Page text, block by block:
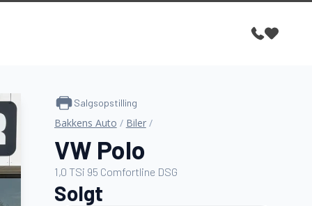
Salgsopstilling
Bakkens Auto / Biler /
VW Polo
1,0 TSi 95 Comfortline DSG
Solgt